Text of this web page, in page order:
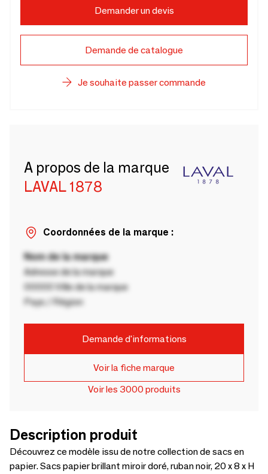
Demander un devis
Demande de catalogue
Je souhaite passer commande
A propos de la marque
LAVAL 1878
Coordonnées de la marque :
Nom de la marque
Adresse de la marque
00000 Ville de la marque
Pays / Région
Demande d'informations
Voir la fiche marque
Voir les 3000 produits
Description produit
Découvrez ce modèle issu de notre collection de sacs en
papier. Sacs papier brillant miroir doré, ruban noir, 20 x 8 x H